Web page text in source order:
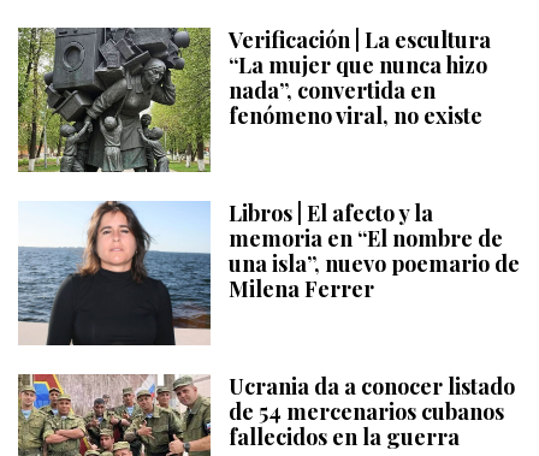
Verificación | La escultura
“La mujer que nunca hizo
nada”, convertida en
fenómeno viral, no existe
Libros | El afecto y la
memoria en “El nombre de
una isla”, nuevo poemario de
Milena Ferrer
Ucrania da a conocer listado
de 54 mercenarios cubanos
fallecidos en la guerra